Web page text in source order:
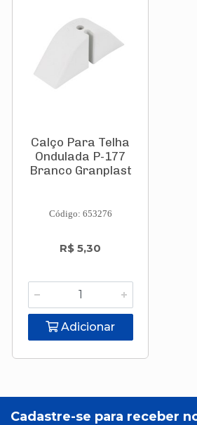
Calço Para Telha
Ondulada P-177
Branco Granplast
Código: 653276
R$ 5,30
Adicionar
Cadastre-se para receber